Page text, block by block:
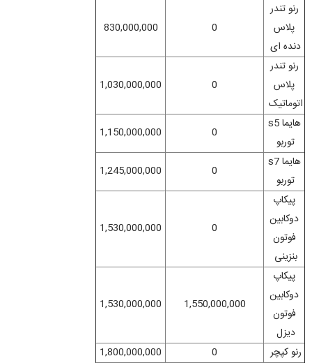
رنو تندر
پلاس
دنده ‌ای
0
830,000,000
رنو تندر
پلاس
اتوماتیک
0
1,030,000,000
هایما s5
توربو
0
1,150,000,000
هایما s7
توربو
0
1,245,000,000
پیکاپ
دوکابین
فوتون
بنزینی
0
1,530,000,000
پیکاپ
دوکابین
فوتون
دیزل
1,550,000,000
1,530,000,000
رنو کپچر 0
1,800,000,000